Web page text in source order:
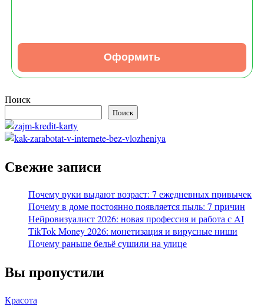
Оформить
Поиск
Поиск
Свежие записи
Почему руки выдают возраст: 7 ежедневных привычек
Почему в доме постоянно появляется пыль: 7 причин
Нейровизуалист 2026: новая профессия и работа с AI
TikTok Money 2026: монетизация и вирусные ниши
Почему раньше бельё сушили на улице
Вы пропустили
Красота